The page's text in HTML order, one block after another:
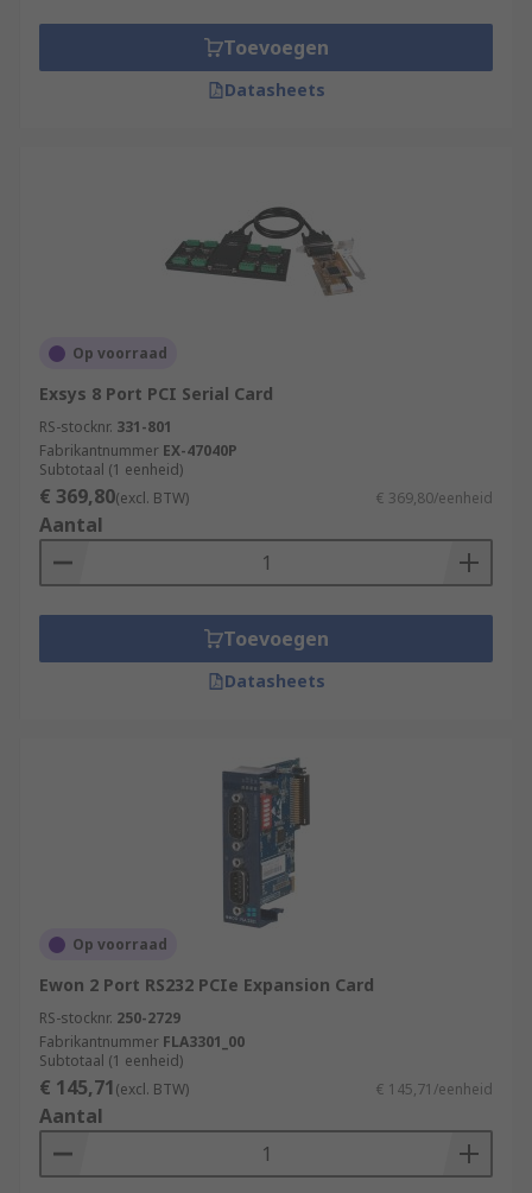
Toevoegen
Datasheets
Op voorraad
Exsys 8 Port PCI Serial Card
RS-stocknr. 331-801
Fabrikantnummer EX-47040P
Subtotaal (1 eenheid)
€ 369,80(excl. BTW) € 369,80/eenheid
Aantal
Toevoegen
Datasheets
Op voorraad
Ewon 2 Port RS232 PCIe Expansion Card
RS-stocknr. 250-2729
Fabrikantnummer FLA3301_00
Subtotaal (1 eenheid)
€ 145,71(excl. BTW) € 145,71/eenheid
Aantal